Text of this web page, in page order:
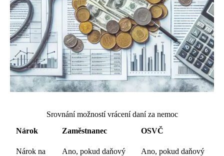
Srovnání možností vrácení daní za nemoc
Nárok
Zaměstnanec OSVČ
Nárok na
Ano, pokud daňový
Ano, pokud daňový